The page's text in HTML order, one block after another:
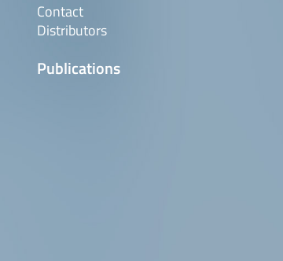
Contact
Distributors
Publications